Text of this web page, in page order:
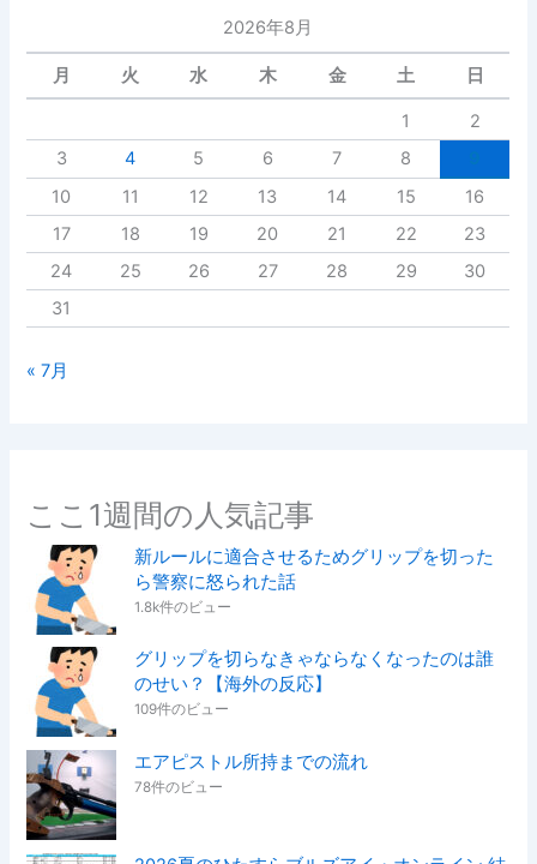
2026年8月
月 火 水 木 金 土 日
1
2
3
4 5 6 7 8
10
11 12 13 14 15
16
17
18 19 20 21 22
23
24
25 26 27 28 29
30
31
« 7月
ここ1週間の人気記事
新ルールに適合させるためグリップを切った
ら警察に怒られた話
1.8k件のビュー
グリップを切らなきゃならなくなったのは誰
のせい？【海外の反応】
109件のビュー
エアピストル所持までの流れ
78件のビュー